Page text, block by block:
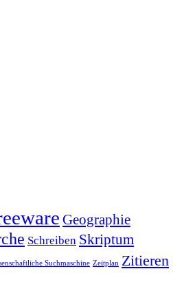
Geographie
Schreiben Skriptum
Suchmaschine Zeitplan Zitieren